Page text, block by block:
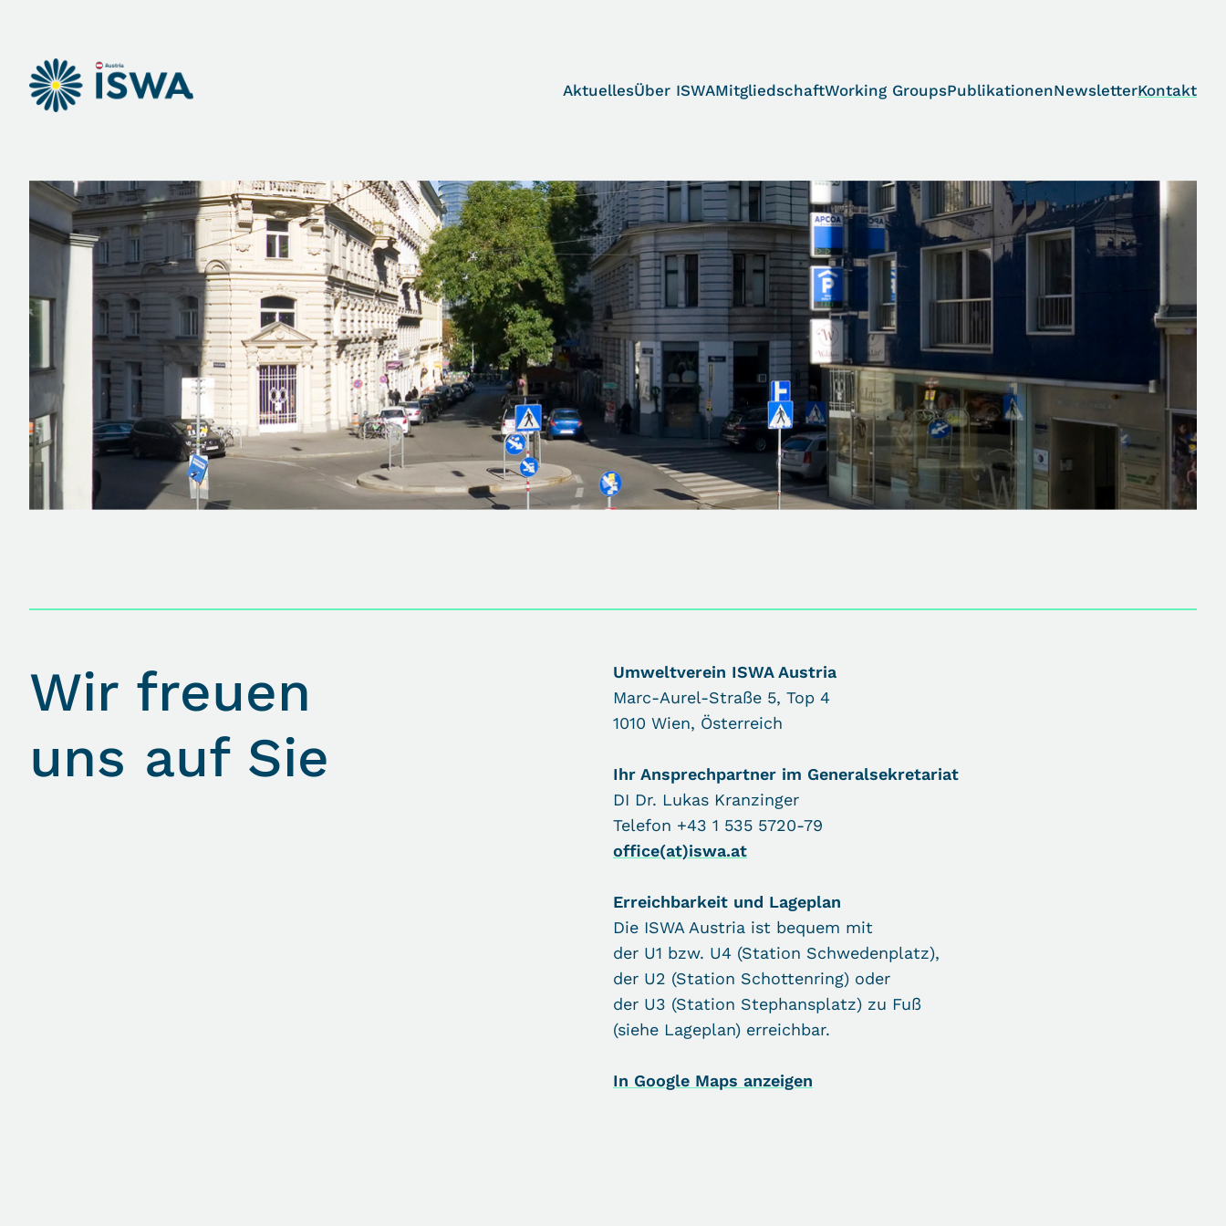
AktuellesÜber ISWAMitgliedschaftWorking GroupsPublikationenNewsletterKontakt
Wir freuen
uns auf Sie
Umweltverein ISWA Austria
Marc-Aurel-Straße 5, Top 4
1010 Wien, Österreich
Ihr Ansprechpartner im Generalsekretariat
DI Dr. Lukas Kranzinger
Telefon +43 1 535 5720-79
office(at)iswa.at
Erreichbarkeit und Lageplan
Die ISWA Austria ist bequem mit
der U1 bzw. U4 (Station Schwedenplatz),
der U2 (Station Schottenring) oder
der U3 (Station Stephansplatz) zu Fuß
(siehe Lageplan) erreichbar.
In Google Maps anzeigen